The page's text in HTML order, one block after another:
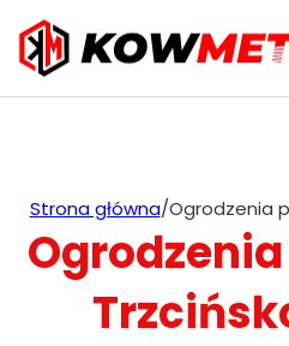
Strona główna/Ogrodzenia